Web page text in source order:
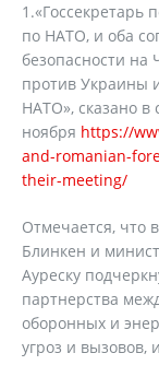
1.«Госсекретарь
по НАТО, и оба
безопасности на
против Украины
НАТО», сказано
ноября https://
and-romanian-
their-meeting/
Отмечается, что
Блинкен и
Ауреску
партнерства
оборонных и
угроз и вызовов,